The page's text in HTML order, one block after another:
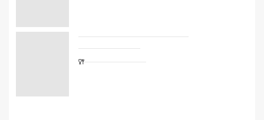
Сетевые отели Египта
Сетевые отели ОАЭ